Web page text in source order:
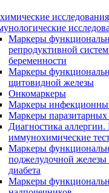
исследования
Маркеры
репродуктивной
беременности
Маркеры
щитовидной железы
Онкомаркеры
Маркеры
Маркеры паразитарных
Диагностика
иммунохимические
Маркеры
поджелудочной железы
диабета
Маркеры